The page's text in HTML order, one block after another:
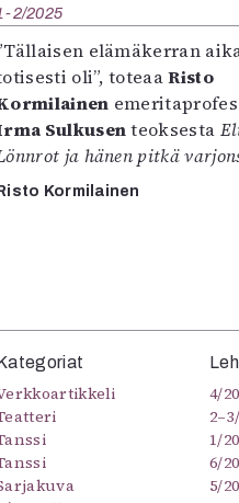
2/2025
elämäkerran
oli”, toteaaRisto
Sulkusenteoksesta
ja hänen pitkä
Risto Kormilainen
4/
1/
6/
5/